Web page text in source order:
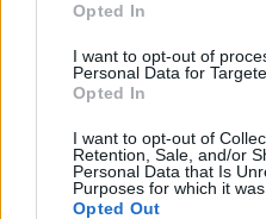
Opted In
I want to opt-out of
Personal Data for
Opted In
I want to opt-out of
Retention, Sale, and/or
Personal Data that Is
Purposes for which it was
Opted Out
hanno nutrito: la
della sua libertà e dei
l’uguaglianza davanti
iniziativa e il libero